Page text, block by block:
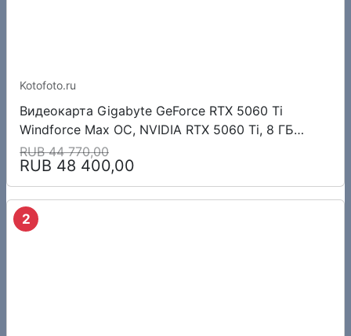
Kotofoto.ru
Видеокарта Gigabyte GeForce RTX 5060 Ti
Windforce Max OC, NVIDIA RTX 5060 Ti, 8 ГБ
GDDR7, 128 бит, PCI-e 5.0, 1xHDMI, 3xDP, 2587
МГц
RUB 44 770,00
RUB 48 400,00
2